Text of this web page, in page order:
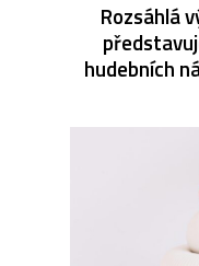
Rozsáhlá
hudebních